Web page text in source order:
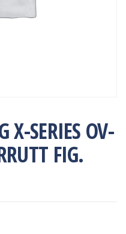
X-SERIES OV-
FIG.